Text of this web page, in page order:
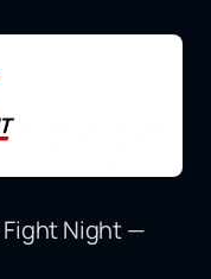
Fight Night —